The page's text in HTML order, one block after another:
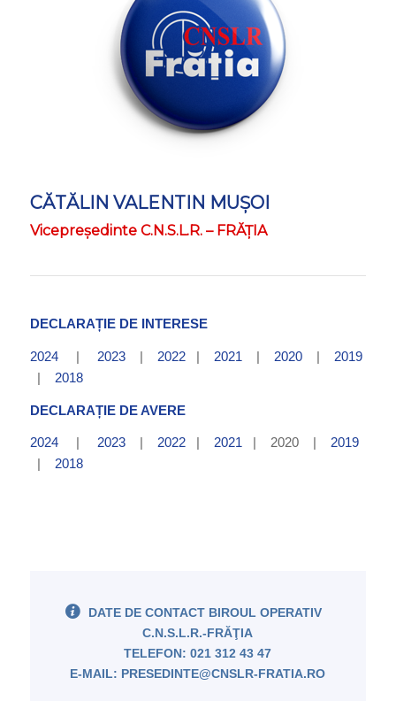
CĂTĂLIN VALENTIN MUŞOI
Vicepreședinte C.N.S.L.R. – FRĂŢIA
DECLARAȚIE DE INTERESE
2024| 2023| 2022| 2021 | 2020| 2019
| 2018
DECLARAȚIE DE AVERE
2024| 2023| 2022| 2021 | 2020 | 2019
| 2018
DATE DE CONTACT BIROUL OPERATIV
C.N.S.L.R.-FRĂŢIA
TELEFON: 021 312 43 47
E-MAIL: PRESEDINTE@CNSLR-FRATIA.RO